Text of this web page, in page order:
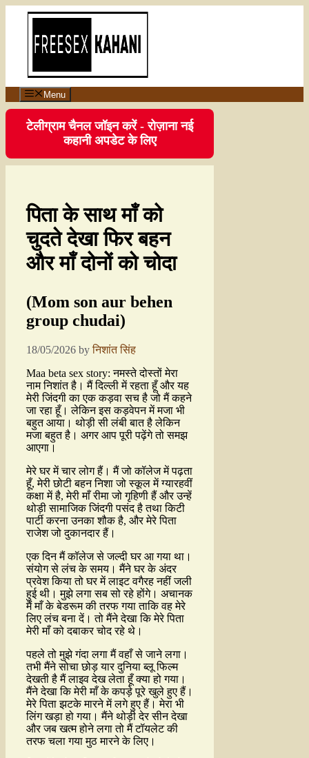
Menu
टेलीग्राम चैनल जॉइन करें - रोज़ाना नई
कहानी अपडेट के लिए
पिता के साथ माँ को
चुदते देखा फिर बहन
और माँ दोनों को चोदा
(Mom son aur behen
group chudai)
18/05/2026 byनिशांत सिंह
Maa beta sex story: नमस्ते दोस्तों मेरा
नाम निशांत है। मैं दिल्ली में रहता हूँ और यह
मेरी जिंदगी का एक कड़वा सच है जो मैं कहने
जा रहा हूँ। लेकिन इस कड़वेपन में मजा भी
बहुत आया। थोड़ी सी लंबी बात है लेकिन
मजा बहुत है। अगर आप पूरी पढ़ेंगे तो समझ
आएगा।
मेरे घर में चार लोग हैं। मैं जो कॉलेज में पढ़ता
हूँ, मेरी छोटी बहन निशा जो स्कूल में ग्यारहवीं
कक्षा में है, मेरी माँ रीमा जो गृहिणी हैं और उन्हें
थोड़ी सामाजिक जिंदगी पसंद है तथा किटी
पार्टी करना उनका शौक है, और मेरे पिता
राजेश जो दुकानदार हैं।
एक दिन मैं कॉलेज से जल्दी घर आ गया था।
संयोग से लंच के समय। मैंने घर के अंदर
प्रवेश किया तो घर में लाइट वगैरह नहीं जली
हुई थी। मुझे लगा सब सो रहे होंगे। अचानक
मैं माँ के बेडरूम की तरफ गया ताकि वह मेरे
लिए लंच बना दें। तो मैंने देखा कि मेरे पिता
मेरी माँ को दबाकर चोद रहे थे।
पहले तो मुझे गंदा लगा मैं वहाँ से जाने लगा।
तभी मैंने सोचा छोड़ यार दुनिया ब्लू फिल्म
देखती है मैं लाइव देख लेता हूँ क्या हो गया।
मैंने देखा कि मेरी माँ के कपड़े पूरे खुले हुए हैं।
मेरे पिता झटके मारने में लगे हुए हैं। मेरा भी
लिंग खड़ा हो गया। मैंने थोड़ी देर सीन देखा
और जब खत्म होने लगा तो मैं टॉयलेट की
तरफ चला गया मुठ मारने के लिए।